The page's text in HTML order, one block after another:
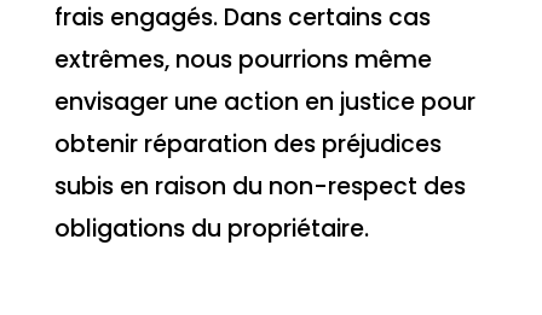
frais engagés. Dans certains cas
extrêmes, nous pourrions même
envisager une action en justice pour
obtenir réparation des préjudices
subis en raison du non-respect des
obligations du propriétaire.